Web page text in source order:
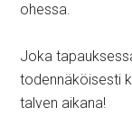
ohessa.
Joka
todennäköisesti
talven aikana!